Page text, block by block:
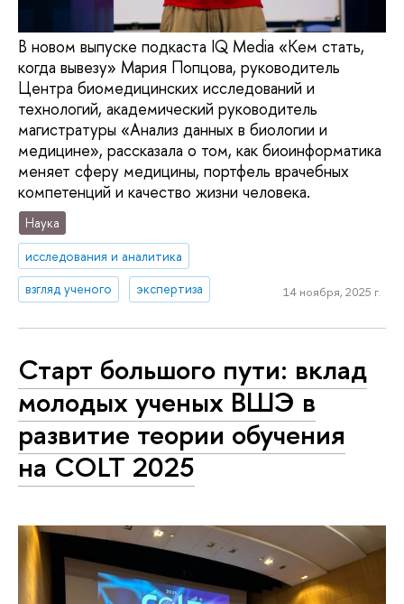
В новом выпуске подкаста IQ Media «Кем стать,
когда вывезу» Мария Попцова, руководитель
Центра биомедицинских исследований и
технологий, академический руководитель
магистратуры «Анализ данных в биологии и
медицине», рассказала о том, как биоинформатика
меняет сферу медицины, портфель врачебных
компетенций и качество жизни человека.
Наука
исследования и аналитика
взгляд ученого
экспертиза 14 ноября, 2025 г.
Старт большого пути: вклад
молодых ученых ВШЭ в
развитие теории обучения
на COLT 2025